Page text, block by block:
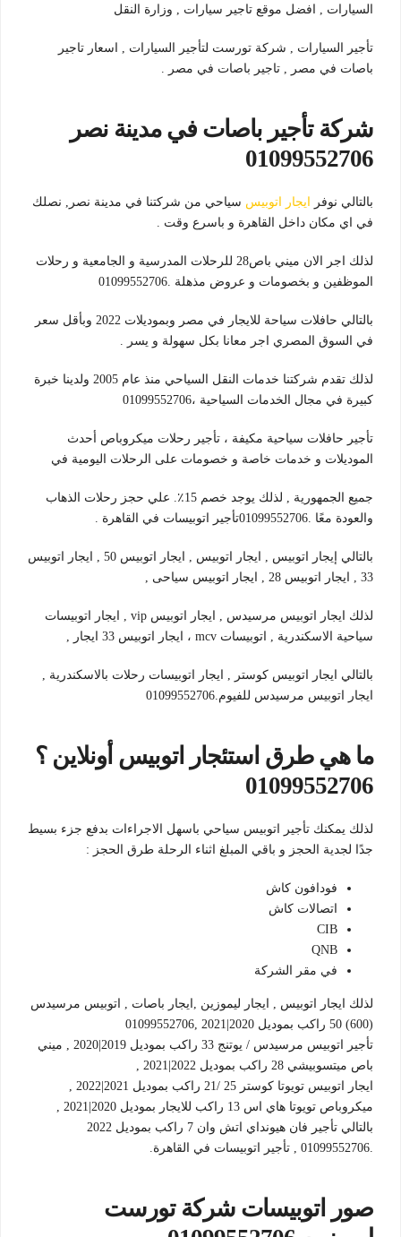
السيارات , افضل موقع تاجير سيارات , وزارة النقل
تأجير السيارات , شركة تورست لتأجير السيارات , اسعار تاجير
باصات في مصر , تاجير باصات في مصر .
شركة تأجير باصات في مدينة نصر
01099552706
بالتالي نوفر ايجار اتوبيس سياحي من شركتنا في مدينة نصر, نصلك
في اي مكان داخل القاهرة و باسرع وقت .
لذلك اجر الان ميني باص28 للرحلات المدرسية و الجامعية و رحلات
الموظفين و بخصومات و عروض مذهلة .01099552706
بالتالي حافلات سياحة للايجار في مصر وبموديلات 2022 وبأقل سعر
في السوق المصري اجر معانا بكل سهولة و يسر .
لذلك تقدم شركتنا خدمات النقل السياحي منذ عام 2005 ولدينا خبرة
كبيرة في مجال الخدمات السياحية ،01099552706
تأجير حافلات سياحية مكيفة ، تأجير رحلات ميكروباص أحدث
الموديلات و خدمات خاصة و خصومات على الرحلات اليومية في
جميع الجمهورية , لذلك يوجد خصم 15٪. علي حجز رحلات الذهاب
والعودة معًا .01099552706تأجير اتوبيسات في القاهرة .
بالتالي إيجار اتوبيس , ايجار اتوبيس , ايجار اتوبيس 50 , ايجار اتوبيس
33 , ايجار اتوبيس 28 , ايجار اتوبيس سياحى ,
لذلك ايجار اتوبيس مرسيدس , ايجار اتوبيس vip , ايجار اتوبيسات
سياحية الاسكندرية , اتوبيسات mcv ، ايجار اتوبيس 33 ايجار ,
بالتالي ايجار اتوبيس كوستر , ايجار اتوبيسات رحلات بالاسكندرية ,
ايجار اتوبيس مرسيدس للفيوم.01099552706
ما هي طرق استئجار اتوبيس أونلاين ؟
01099552706
لذلك يمكنك تأجير اتوبيس سياحي باسهل الاجراءات بدفع جزء بسيط
جدًا لجدية الحجز و باقي المبلغ اثناء الرحلة طرق الحجز :
فودافون كاش
اتصالات كاش
CIB
QNB
في مقر الشركة
لذلك ايجار اتوبيس , ايجار ليموزين ,ايجار باصات , اتوبيس مرسيدس
(600) 50 راكب بموديل 2020|2021 ,01099552706
تأجير اتوبيس مرسيدس / يوتنج 33 راكب بموديل 2019|2020 , ميني
باص ميتسوبيشي 28 راكب بموديل 2022|2021 ,
ايجار اتوبيس تويوتا كوستر 25 /21 راكب بموديل 2021|2022 ,
ميكروباص تويوتا هاي اس 13 راكب للايجار بموديل 2020|2021 ,
بالتالي تأجير فان هيونداي اتش وان 7 راكب بموديل 2022
.01099552706 , تأجير اتوبيسات في القاهرة.
صور اتوبيسات شركة تورست